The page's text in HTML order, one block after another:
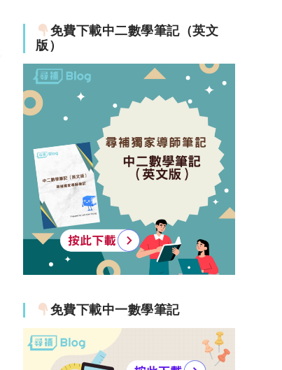
免費下載中二數學筆記（英文
版）
免費下載中一數學筆記